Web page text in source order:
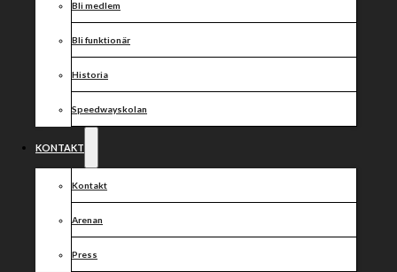
Bli medlem
Bli funktionär
Historia
Speedwayskolan
KONTAKT
Kontakt
Arenan
Press
comeback både i allsvenskan och division 1.
slutspel och är en oerhört tuff motståndare. Samtidigt
kommer att göra allt för att skaffa oss ett övertag inför
Nu kör vi!!
Laguppställningar
Indianerna: 1) Niels-Kristian Iversen, 2) Andreas Lyager,
3) Jason Doyle, 4) David Bellego, 5) Max Fricke, 6)
Christoffer Selvin, 7) Jonatan Grahn.
Rasmus Jensen, 4) Nicolai Klindt, 5) Brady Kurtz, 6)